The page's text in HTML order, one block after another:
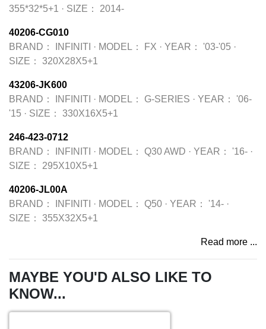
355*32*5+1 · SIZE： 2014-
40206-CG010
BRAND：
INFINITI · MODEL： FX · YEAR： '03-'05 ·
SIZE：
320X28X5+1
43206-JK600
BRAND：
INFINITI · MODEL： G-SERIES · YEAR：
'06-
'15 · SIZE： 330X16X5+1
246-423-0712
BRAND：
INFINITI · MODEL： Q30 AWD · YEAR： '16- ·
SIZE：
295X10X5+1
40206-JL00A
BRAND：
INFINITI · MODEL： Q50 · YEAR： '14- ·
SIZE：
355X32X5+1
Read more ...
MAYBE YOU'D ALSO LIKE TO
KNOW...